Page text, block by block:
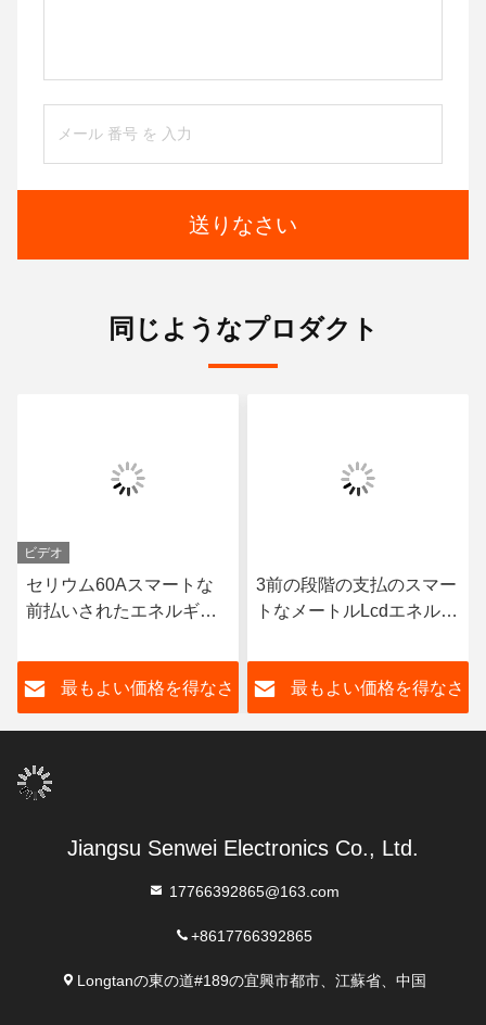
送りなさい
同じようなプロダクト
ビデオ
セリウム60Aスマートな
前払いされたエネルギー
モニタリング システムと
の電気を前払いした
最もよい価格を得なさ
3前の段階の支払のスマー
トなメートルLcdエネルギ
イヤー多チャネル
最もよい価格を得なさ
Jiangsu Senwei Electronics Co., Ltd.
17766392865@163.com
+8617766392865
Longtanの東の道#189の宜興市都市、江蘇省、中国